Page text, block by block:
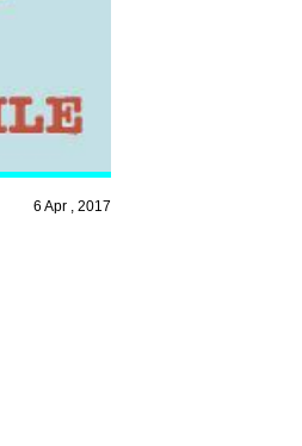
6 Apr , 2017